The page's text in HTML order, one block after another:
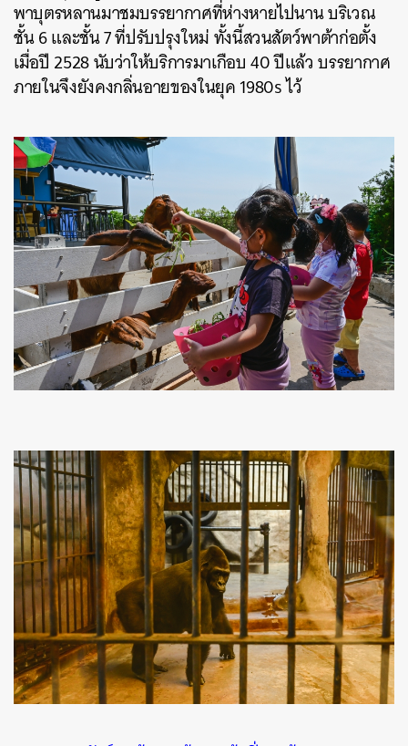
พาบุตรหลานมาชมบรรยากาศที่ห่างหายไปนาน บริเวณ
ชั้น 6 และชั้น 7 ที่ปรับปรุงใหม่ ทั้งนี้สวนสัตว์พาต้าก่อตั้ง
เมื่อปี 2528 นับว่าให้บริการมาเกือบ 40 ปีแล้ว บรรยากาศ
ภายในจึงยังคงกลิ่นอายของในยุค 1980s ไว้
ค้นหา
SHARE TWEET LINE EMAIL